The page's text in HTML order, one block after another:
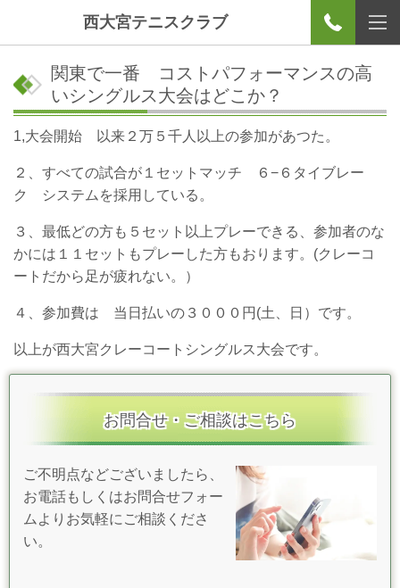
西大宮テニスクラブ
関東で一番 コストパフォーマンスの高
いシングルス大会はどこか？
1,大会開始 以来２万５千人以上の参加があつた。
２、すべての試合が１セットマッチ ６−６タイブレー
ク システムを採用している。
３、最低どの方も５セット以上プレーできる、参加者のな
かには１１セットもプレーした方もおります。(クレーコ
ートだから足が疲れない。）
４、参加費は 当日払いの３０００円(土、日）です。
以上が西大宮クレーコートシングルス大会です。
お問合せ・ご相談はこちら
ご不明点などございましたら、
お電話もしくはお問合せフォー
ムよりお気軽にご相談くださ
い。